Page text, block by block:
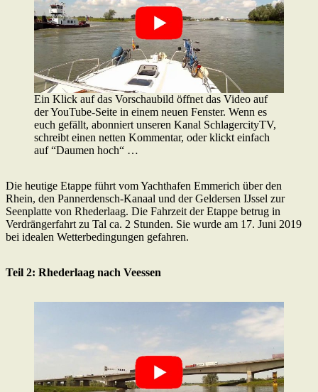
Ein Klick auf das Vorschaubild öffnet das Video auf
der YouTube-Seite in einem neuen Fenster. Wenn es
euch gefällt, abonniert unseren Kanal SchlagercityTV,
schreibt einen netten Kommentar, oder klickt einfach
auf “Daumen hoch“ …
Die heutige Etappe führt vom Yachthafen Emmerich über den
Rhein, den Pannerdensch-Kanaal und der Geldersen IJssel zur
Seenplatte von Rhederlaag. Die Fahrzeit der Etappe betrug in
Verdrängerfahrt zu Tal ca. 2 Stunden. Sie wurde am 17. Juni 2019
bei idealen Wetterbedingungen gefahren.
Teil 2: Rhederlaag nach Veessen